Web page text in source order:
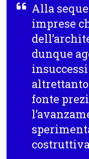
Alla
imprese
dunque
fonte